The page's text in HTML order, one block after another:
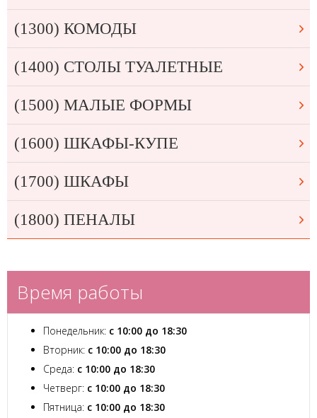
(1300) КОМОДЫ
(1400) СТОЛЫ ТУАЛЕТНЫЕ
(1500) МАЛЫЕ ФОРМЫ
(1600) ШКАФЫ-КУПЕ
(1700) ШКАФЫ
(1800) ПЕНАЛЫ
Время работы
Понедельник: с 10:00 до 18:30
Вторник: с 10:00 до 18:30
Среда: с 10:00 до 18:30
Четверг: с 10:00 до 18:30
Пятница: с 10:00 до 18:30